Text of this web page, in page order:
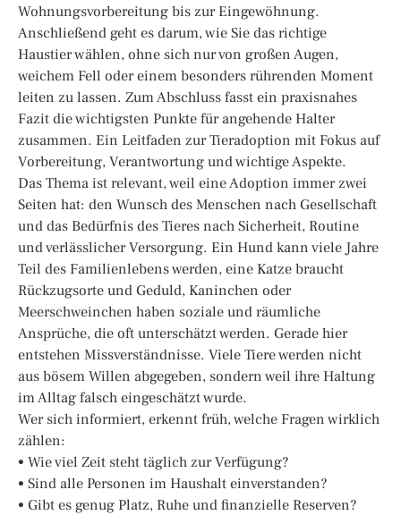
Wohnungsvorbereitung bis zur Eingewöhnung.
Anschließend geht es darum, wie Sie das richtige
Haustier wählen, ohne sich nur von großen Augen,
weichem Fell oder einem besonders rührenden Moment
leiten zu lassen. Zum Abschluss fasst ein praxisnahes
Fazit die wichtigsten Punkte für angehende Halter
zusammen. Ein Leitfaden zur Tieradoption mit Fokus auf
Vorbereitung, Verantwortung und wichtige Aspekte.
Das Thema ist relevant, weil eine Adoption immer zwei
Seiten hat: den Wunsch des Menschen nach Gesellschaft
und das Bedürfnis des Tieres nach Sicherheit, Routine
und verlässlicher Versorgung. Ein Hund kann viele Jahre
Teil des Familienlebens werden, eine Katze braucht
Rückzugsorte und Geduld, Kaninchen oder
Meerschweinchen haben soziale und räumliche
Ansprüche, die oft unterschätzt werden. Gerade hier
entstehen Missverständnisse. Viele Tiere werden nicht
aus bösem Willen abgegeben, sondern weil ihre Haltung
im Alltag falsch eingeschätzt wurde.
Wer sich informiert, erkennt früh, welche Fragen wirklich
zählen:
• Wie viel Zeit steht täglich zur Verfügung?
• Sind alle Personen im Haushalt einverstanden?
• Gibt es genug Platz, Ruhe und finanzielle Reserven?